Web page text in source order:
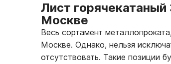
Лист
Москве
Весь сортамент
Москве. Однако, нельзя
отсутствовать. Такие позиции